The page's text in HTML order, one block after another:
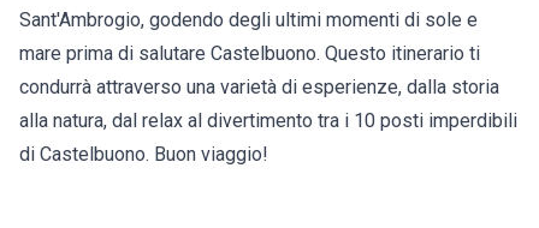
Sant'Ambrogio, godendo degli ultimi momenti di sole e
mare prima di salutare Castelbuono. Questo itinerario ti
condurrà attraverso una varietà di esperienze, dalla storia
alla natura, dal relax al divertimento tra i 10 posti imperdibili
di Castelbuono. Buon viaggio!